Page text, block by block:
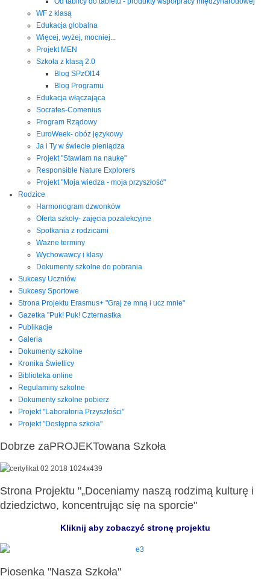
WF z klasą
Edukacja globalna
Więcej, wyżej, mocniej...
Projekt MEN
Szkoła z klasą 2.0
Blog SPzOI14
Blog Programu
Edukacja włączająca
Socrates-Comenius
Program Rządowy
EuroWeek- obóz językowy
Ja i Ty w świecie pieniądza
Projekt "Stawiam na naukę"
Responsible Nature Explorers
Projekt "Moja wiedza - moja przyszłość"
Rodzice
Harmonogram dzwonków
Oferta szkoły- zajęcia pozalekcyjne
Spotkania z rodzicami
Ważne terminy
Wychowawcy i klasy
Dokumenty szkolne do pobrania
Sukcesy Uczniów
Sukcesy Sportowe
Strona Projektu Erasmus+ "Graj ze mną i ucz mnie"
Gazetka "Puk! Puk! Czternastka
Publikacje
Galeria
Dokumenty szkolne
Kronika Świetlicy
Biblioteka online
Regulaminy szkolne
Dokumenty szkolne pobierz
Projekt "Laboratoria Przyszłości"
Projekt "Dostępna szkoła"
Dobrze zaPROJEKTowana Szkoła
Strona Projektu "„Doceniamy naszą rodzimą kulturę i
dziedzictwo, koncentrując się na sporcie"
Kliknij aby zobaczyć stronę projektu
Piosenka "Nasza Szkoła"